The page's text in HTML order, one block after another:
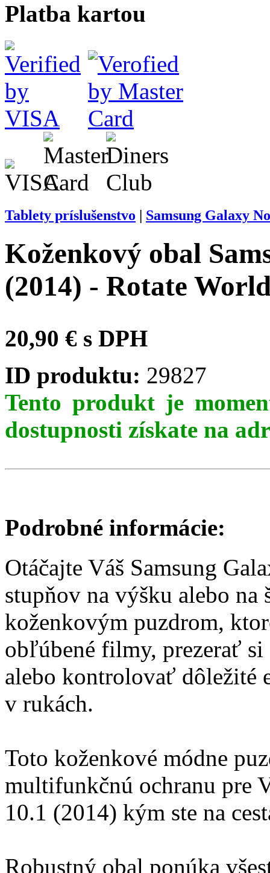
Platba kartou
Tablety príslušenstvo Samsung Galaxy
Koženkový obal
(2014) - Rotate
20,90 € s DPH
ID produktu: 29827
Tento produkt je
dostupnosti získate na
Podrobné informácie:
Otáčajte Váš Samsung
stupňov na výšku alebo
koženkovým puzdrom,
obľúbené filmy, prezerať
alebo kontrolovať dôležité
v rukách.
Toto koženkové módne
multifunkčnú ochranu pre
10.1 (2014) kým ste na
Robustný obal ponúka